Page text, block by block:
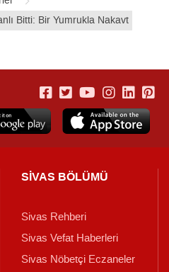
Bitti: Bir Yumrukla Nakavt
SİVAS BÖLÜMÜ
Sivas Rehberi
Sivas Vefat Haberleri
Sivas Nöbetçi Eczaneler